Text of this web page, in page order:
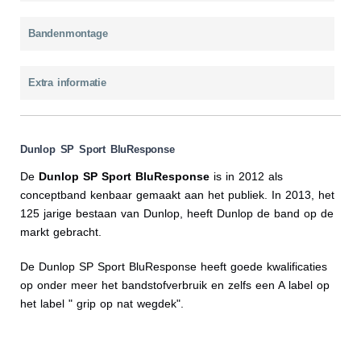
Bandenmontage
Extra informatie
Dunlop SP Sport BluResponse
De Dunlop SP Sport BluResponse is in 2012 als
conceptband kenbaar gemaakt aan het publiek. In 2013, het
125 jarige bestaan van Dunlop, heeft Dunlop de band op de
markt gebracht.
De Dunlop SP Sport BluResponse heeft goede kwalificaties
op onder meer het bandstofverbruik en zelfs een A label op
het label " grip op nat wegdek".